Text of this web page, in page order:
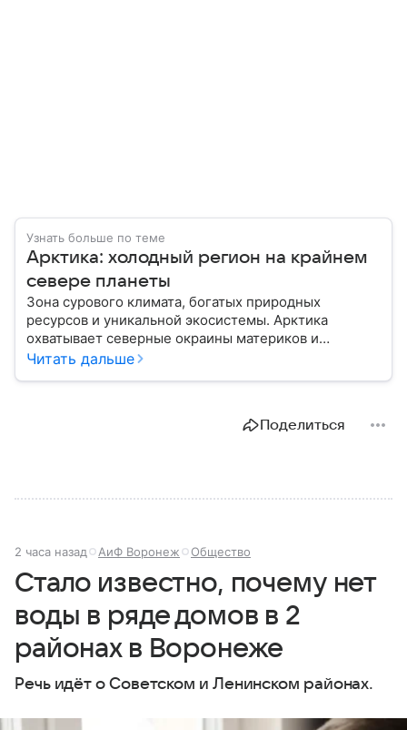
Узнать больше по теме
Арктика: холодный регион на крайнем
севере планеты
Зона сурового климата, богатых природных
ресурсов и уникальной экосистемы. Арктика
охватывает северные окраины материков и
акваторию Северного Ледовитого океана. В
Читать дальше
Поделиться
2 часа назад АиФ Воронеж Общество
Стало известно, почему нет
воды в ряде домов в 2
районах в Воронеже
Речь идёт о Советском и Ленинском районах.